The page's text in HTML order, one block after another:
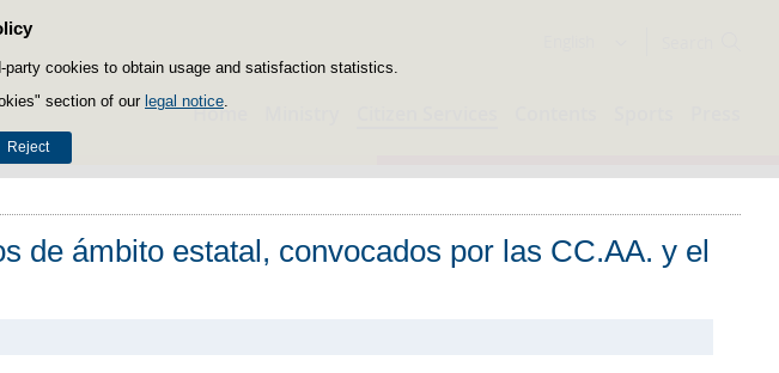
cookies to obtain usage and satisfaction statistics.
section of our legal notice
Reject
to content
Home
de ámbito estatal, convocados por las CC.AA. y el